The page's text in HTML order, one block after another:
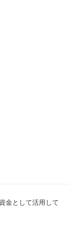
金として活用して